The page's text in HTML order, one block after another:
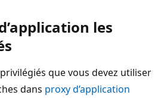
les
que vous devez utiliser
dans proxy d’application